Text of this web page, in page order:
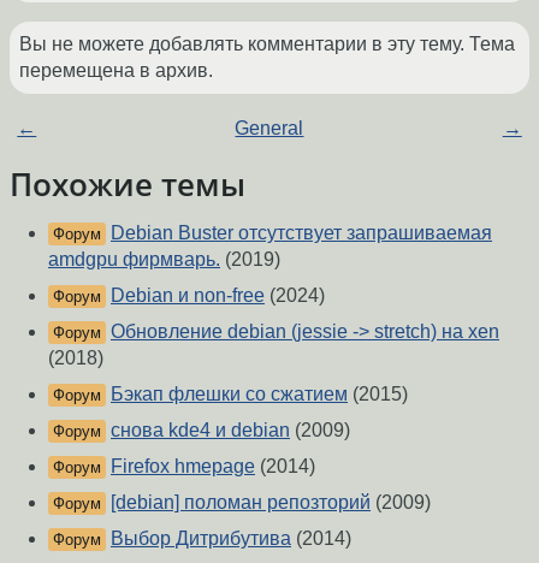
Вы не можете добавлять комментарии в эту тему. Тема
перемещена в архив.
← General →
Похожие темы
Форум
Debian Buster отсутствует запрашиваемая
amdgpu фирмварь. (2019)
Форум Debian и non-free (2024)
Форум Обновление debian (jessie -> stretch) на xen
(2018)
Форум Бэкап флешки со сжатием (2015)
Форум снова kde4 и debian (2009)
Форум Firefox hmepage (2014)
Форум [debian] поломан репозторий (2009)
Форум Выбор Дитрибутива (2014)